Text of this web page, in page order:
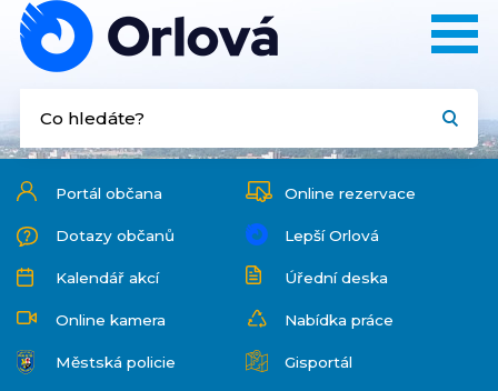
Portál občana Online rezervace
Dotazy občanů Lepší Orlová
Kalendář akcí Úřední deska
Online kamera Nabídka práce
Městská policie Gisportál